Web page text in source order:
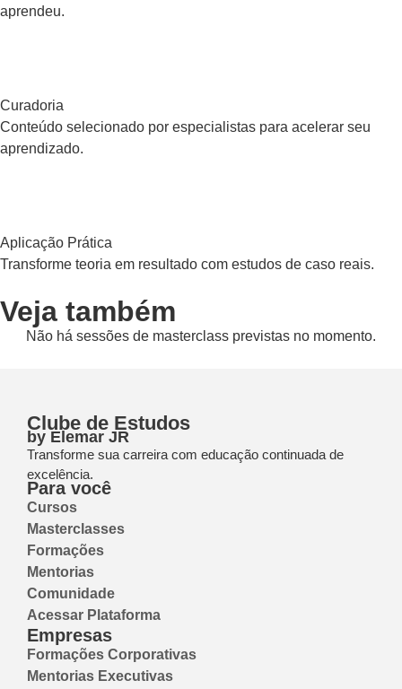
aprendeu.
Curadoria
Conteúdo selecionado por especialistas para acelerar seu
aprendizado.
Aplicação Prática
Transforme teoria em resultado com estudos de caso reais.
Veja também
Não há sessões de masterclass previstas no momento.
Clube de Estudos
by Elemar JR
Transforme sua carreira com educação continuada de
excelência.
Para você
Cursos
Masterclasses
Formações
Mentorias
Comunidade
Acessar Plataforma
Empresas
Formações Corporativas
Mentorias Executivas